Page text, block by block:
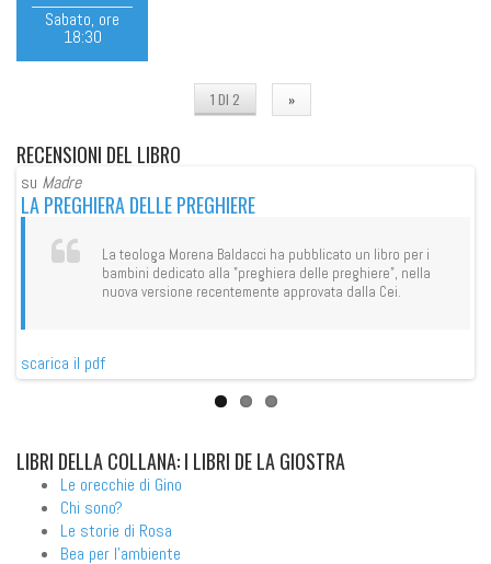
Sabato, ore
18:30
1 DI 2 »
RECENSIONI DEL LIBRO
su Madre
LA PREGHIERA DELLE PREGHIERE
La teologa Morena Baldacci ha pubblicato un libro per i
bambini dedicato alla "preghiera delle preghiere", nella
nuova versione recentemente approvata dalla Cei.
scarica il pdf
LIBRI DELLA COLLANA: I LIBRI DE LA GIOSTRA
Le orecchie di Gino
Chi sono?
Le storie di Rosa
Bea per l'ambiente